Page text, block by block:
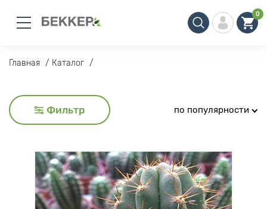
0
Главная Каталог
Фильтр по популярности